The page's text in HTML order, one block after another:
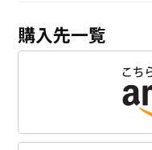
購入先一覧